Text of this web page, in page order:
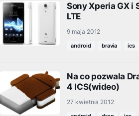
Sony Xperia GX i
LTE
9 maja 2012
android bravia ics
Na co pozwala
4 ICS(wideo)
27 kwietnia 2012